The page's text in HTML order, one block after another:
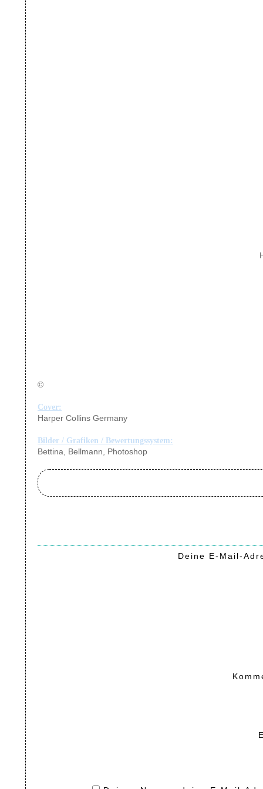
©
Cover:
Harper Collins Germany
Bilder / Grafiken / Bewertungssystem:
Bettina, Bellmann, Photoshop
Deine E-Mail-